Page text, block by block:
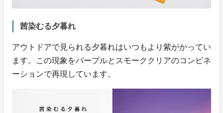
茜染むる夕暮れ
アウトドアで見られる夕暮れはいつもより紫がかってい
ます。この現象をパープルとスモーククリアのコンビネ
ーションで再現しています。